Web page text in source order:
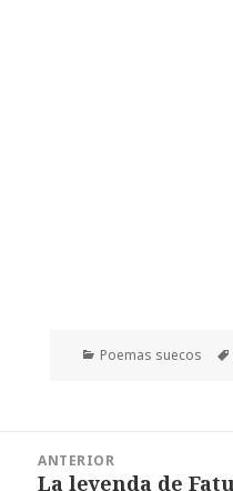
Categorías
Poemas suecos
ANTERIOR
Entrada
La leyenda de